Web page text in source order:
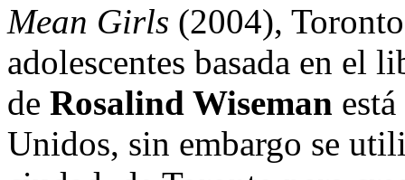
Mean Girls (2004),
adolescentes basada en el
de Rosalind Wiseman
Unidos, sin embargo se